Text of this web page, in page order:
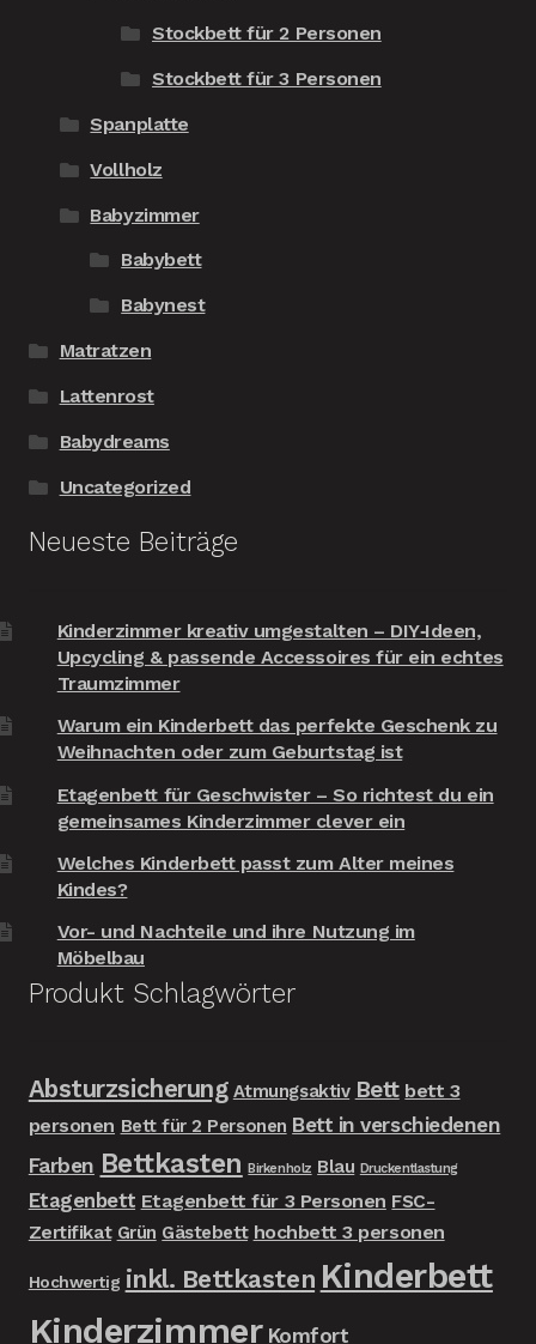
Stockbett für 2 Personen
Stockbett für 3 Personen
Spanplatte
Vollholz
Babyzimmer
Babybett
Babynest
Matratzen
Lattenrost
Babydreams
Uncategorized
Neueste Beiträge
Kinderzimmer kreativ umgestalten – DIY‑Ideen,
Upcycling & passende Accessoires für ein echtes
Traumzimmer
Warum ein Kinderbett das perfekte Geschenk zu
Weihnachten oder zum Geburtstag ist
Etagenbett für Geschwister – So richtest du ein
gemeinsames Kinderzimmer clever ein
Welches Kinderbett passt zum Alter meines
Kindes?
Vor- und Nachteile und ihre Nutzung im
Möbelbau
Produkt Schlagwörter
Absturzsicherung Atmungsaktiv Bett bett 3
personen Bett für 2 Personen Bett in verschiedenen
Farben Bettkasten Birkenholz Blau Druckentlastung
Etagenbett Etagenbett für 3 Personen FSC-
Zertifikat Grün Gästebett hochbett 3 personen
Hochwertig inkl. Bettkasten Kinderbett
Kinderzimmer Komfort